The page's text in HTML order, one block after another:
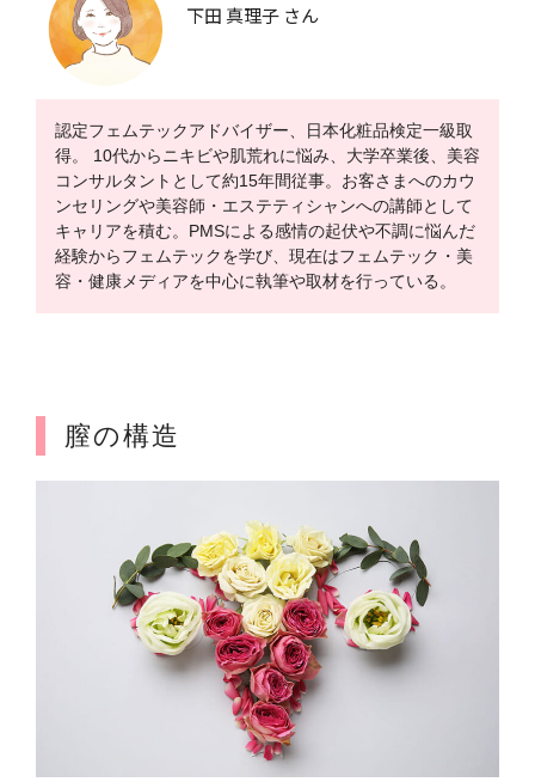
下田 真理子 さん
認定フェムテックアドバイザー、日本化粧品検定一級取
得。 10代からニキビや肌荒れに悩み、大学卒業後、美容
コンサルタントとして約15年間従事。お客さまへのカウ
ンセリングや美容師・エステティシャンへの講師として
キャリアを積む。PMSによる感情の起伏や不調に悩んだ
経験からフェムテックを学び、現在はフェムテック・美
容・健康メディアを中心に執筆や取材を行っている。
膣の構造